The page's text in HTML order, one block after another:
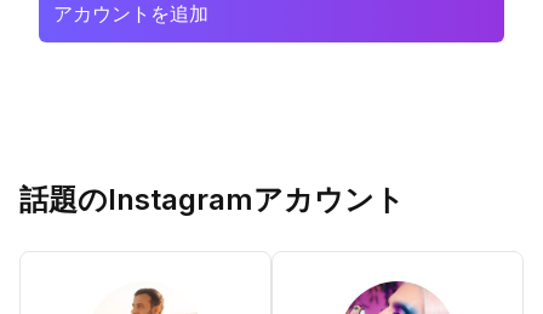
アカウントを追加
話題のInstagramアカウント